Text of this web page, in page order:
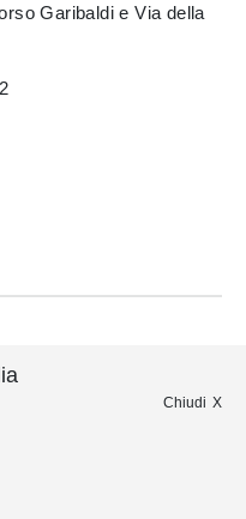
Garibaldi e Via della
Chiudi